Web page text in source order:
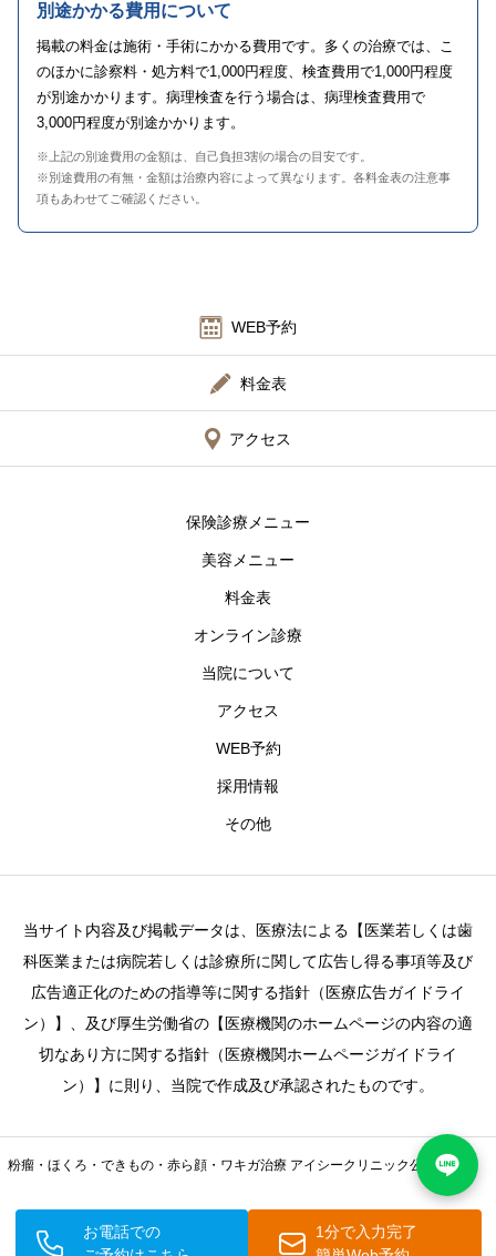
別途かかる費用について
掲載の料金は施術・手術にかかる費用です。多くの治療では、こ
のほかに診察料・処方料で1,000円程度、検査費用で1,000円程度
が別途かかります。病理検査を行う場合は、病理検査費用で
3,000円程度が別途かかります。
※上記の別途費用の金額は、自己負担3割の場合の目安です。
※別途費用の有無・金額は治療内容によって異なります。各料金表の注意事
項もあわせてご確認ください。
WEB予約
料金表
アクセス
保険診療メニュー
美容メニュー
料金表
オンライン診療
当院について
アクセス
WEB予約
採用情報
その他
当サイト内容及び掲載データは、医療法による【医業若しくは歯
科医業または病院若しくは診療所に関して広告し得る事項等及び
広告適正化のための指導等に関する指針（医療広告ガイドライ
ン）】、及び厚生労働省の【医療機関のホームページの内容の適
切なあり方に関する指針（医療機関ホームページガイドライ
ン）】に則り、当院で作成及び承認されたものです。
粉瘤・ほくろ・できもの・赤ら顔・ワキガ治療 アイシークリニック公式サイト
お電話での
1分で入力完了